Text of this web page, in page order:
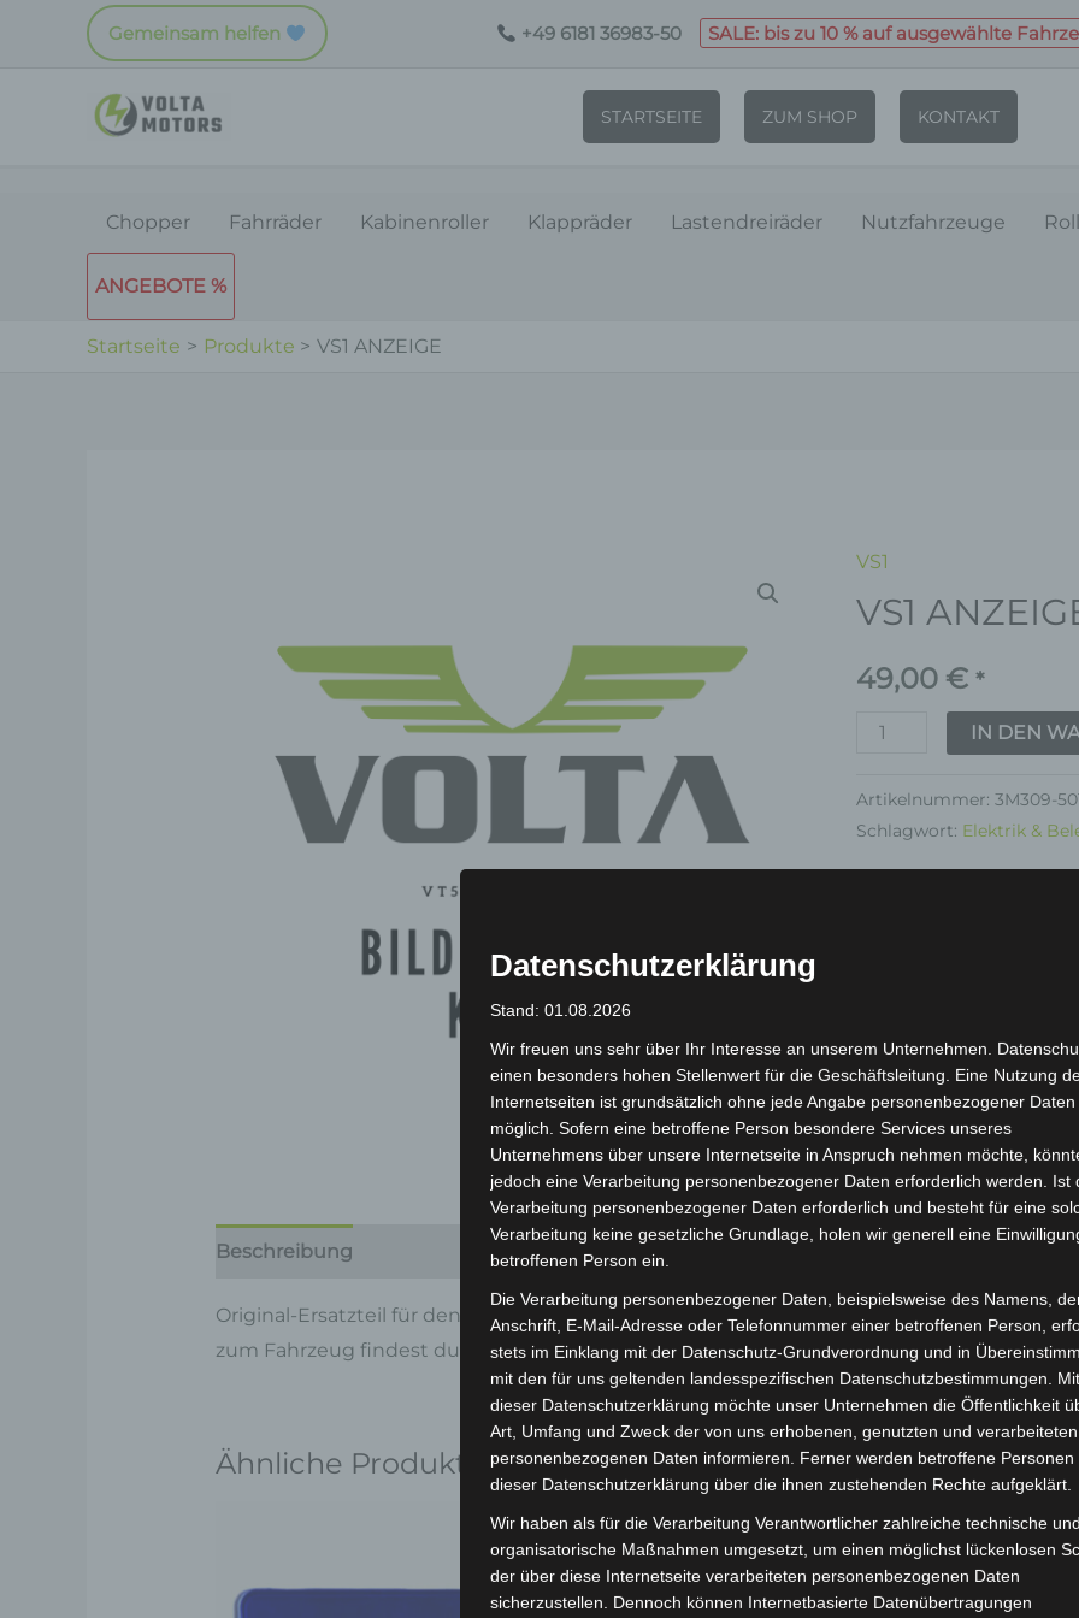
Gemeinsam helfen +49 6181 36983-50 SALE: bis zu 10 % auf ausgewählte
STARTSEITE ZUM SHOP KONTAKT
Chopper Fahrräder Kabinenroller Klappräder Lastendreiräder Nutzfahrzeuge
ANGEBOTE %
Startseite Produkte VS1 ANZEIGE
VS1
VS1
49,00 € *
VS1
ANZEIGE
IN DEN
Artikelnummer:3M309-
Schlagwort: Elektrik &
inkl. 19 % MwSt.
Lieferzeit:Versandfertig
Beschreibung Produktsicherheit Rezensionen (0)
Original-Ersatzteil für den Elektro-Scooter VS1. Anzeige für optimale Funktionalität und
zum Fahrzeug findest du hier:Volta Motor Elektro-Scooter VS1.
Ähnliche Produkte
Datenschutzerklärung
Stand: 01.08.2026
Wir freuen uns sehr über Ihr Interesse an unserem Unternehmen.
einen besonders hohen Stellenwert für die Geschäftsleitung. Eine Nutzung
Internetseiten ist grundsätzlich ohne jede Angabe personenbezogener Daten
möglich. Sofern eine betroffene Person besondere Services unseres
Unternehmens über unsere Internetseite in Anspruch nehmen möchte,
jedoch eine Verarbeitung personenbezogener Daten erforderlich werden. Ist
Verarbeitung personenbezogener Daten erforderlich und besteht für eine
Verarbeitung keine gesetzliche Grundlage, holen wir generell eine
betroffenen Person ein.
Die Verarbeitung personenbezogener Daten, beispielsweise des Namens,
Anschrift, E-Mail-Adresse oder Telefonnummer einer betroffenen Person,
stets im Einklang mit der Datenschutz-Grundverordnung und in
mit den für uns geltenden landesspezifischen Datenschutzbestimmungen.
dieser Datenschutzerklärung möchte unser Unternehmen die Öffentlichkeit
Art, Umfang und Zweck der von uns erhobenen, genutzten und verarbeiteten
personenbezogenen Daten informieren. Ferner werden betroffene Personen
dieser Datenschutzerklärung über die ihnen zustehenden Rechte aufgeklärt.
Wir haben als für die Verarbeitung Verantwortlicher zahlreiche technische und
organisatorische Maßnahmen umgesetzt, um einen möglichst lückenlosen
der über diese Internetseite verarbeiteten personenbezogenen Daten
sicherzustellen. Dennoch können Internetbasierte Datenübertragungen